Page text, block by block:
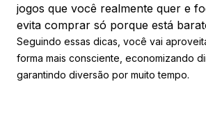
jogos que você realmente quer e
evita comprar só porque está
Seguindo essas dicas, você vai
forma mais consciente, economizando
garantindo diversão por muito tempo.